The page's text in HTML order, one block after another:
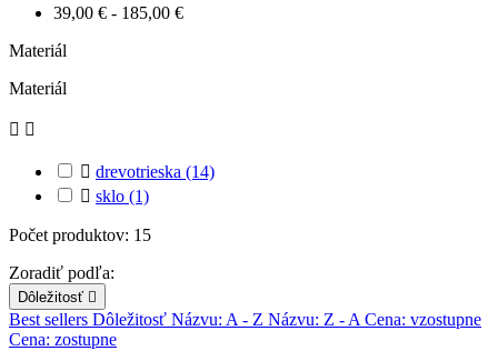
39,00 € - 185,00 €
Materiál
Materiál
 
 drevotrieska (14)
 sklo (1)
Počet produktov: 15
Zoradiť podľa:
Dôležitosť 
Best sellers Dôležitosť Názvu: A - Z Názvu: Z - A Cena: vzostupne
Cena: zostupne